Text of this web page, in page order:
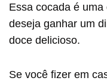
Essa cocada é
deseja ganhar um
doce delicioso.
Se você fizer em